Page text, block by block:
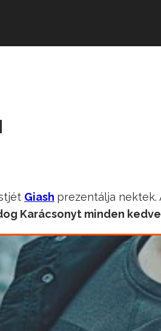
Giash prezentálja nektek.
Karácsonyt minden